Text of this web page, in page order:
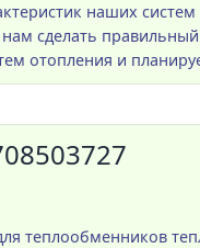
наших
сделать
отопления и
теплообменников